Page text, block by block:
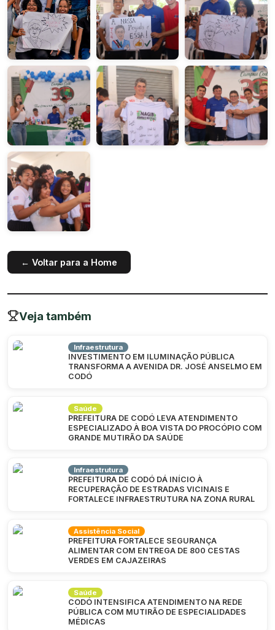
← Voltar para a Home
Veja também
Infraestrutura
INVESTIMENTO EM ILUMINAÇÃO PÚBLICA
TRANSFORMA A AVENIDA DR. JOSÉ ANSELMO EM
CODÓ
Saúde
PREFEITURA DE CODÓ LEVA ATENDIMENTO
ESPECIALIZADO À BOA VISTA DO PROCÓPIO COM
GRANDE MUTIRÃO DA SAÚDE
Infraestrutura
PREFEITURA DE CODÓ DÁ INÍCIO À
RECUPERAÇÃO DE ESTRADAS VICINAIS E
FORTALECE INFRAESTRUTURA NA ZONA RURAL
Assistência Social
PREFEITURA FORTALECE SEGURANÇA
ALIMENTAR COM ENTREGA DE 800 CESTAS
VERDES EM CAJAZEIRAS
Saúde
CODÓ INTENSIFICA ATENDIMENTO NA REDE
PÚBLICA COM MUTIRÃO DE ESPECIALIDADES
MÉDICAS